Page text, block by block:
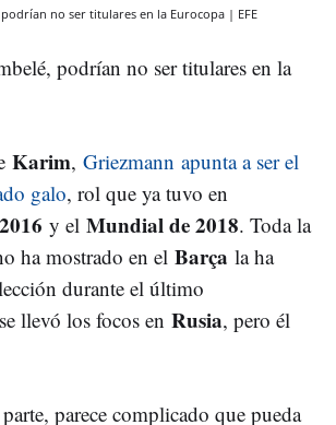
no ser titulares en la Eurocopa | EFE
podrían no ser titulares en la
Karim, Griezmann apunta a ser el
galo, rol que ya tuvo en
y el Mundial de 2018. Toda la
ha mostrado en el Barça la ha
durante el último
se llevó los focos en Rusia, pero él
parece complicado que pueda